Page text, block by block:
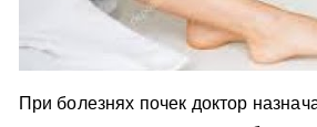
При болезнях почек доктор